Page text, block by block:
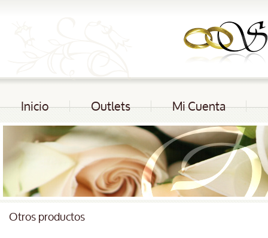
Inicio Outlets Mi Cuenta
Otros productos